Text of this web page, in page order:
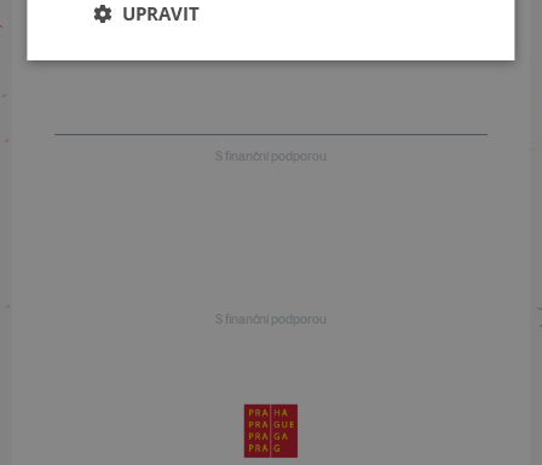
S finanční podporou
S finanční podporou
UPRAVIT